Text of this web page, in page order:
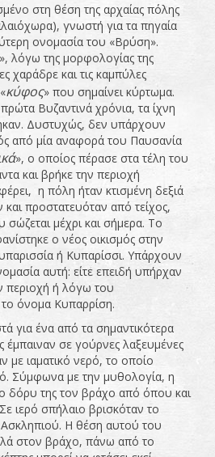
στη θέση της αρχαίας πόλης
γνωστή για τα πηγαία
ονομασία του «Βρύση».
λόγω της μορφολογίας της
χαράδρε και τις καμπύλες
κύφος» που σημαίνει κύρτωμα.
Βυζαντινά χρόνια, τα ίχνη
Δυστυχώς, δεν υπάρχουν
από μία αναφορά του Παυσανία
», ο οποίος πέρασε στα τέλη του
και βρήκε την περιοχή
η πόλη ήταν κτισμένη δεξιά
προστατευόταν από τείχος,
σώζεται μέχρι και σήμερα. Το
ο νέος οικισμός στην
ή Κυπαρίσσι. Υπάρχουν
αυτή: είτε επειδή υπήρχαν
περιοχή ή λόγω του
όνομα Κυπαρρίση.
για ένα από τα σημαντικότερα
έμπαιναν σε γούρνες λαξευμένες
με ιαματικό νερό, το οποίο
Σύμφωνα με την μυθολογία, η
δόρυ της τον βράχο από όπου και
ιερό σπήλαιο βρισκόταν το
Η θέση αυτού του
στον βράχο, πάνω από το